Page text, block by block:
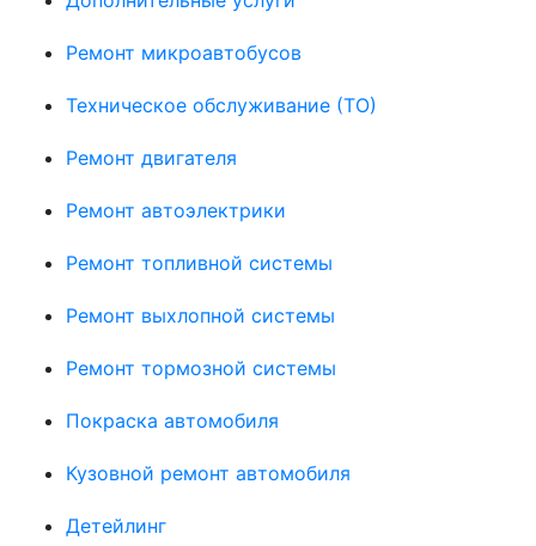
Ремонт микроавтобусов
Техническое обслуживание (ТО)
Ремонт двигателя
Ремонт автоэлектрики
Ремонт топливной системы
Ремонт выхлопной системы
Ремонт тормозной системы
Покраска автомобиля
Кузовной ремонт автомобиля
Детейлинг